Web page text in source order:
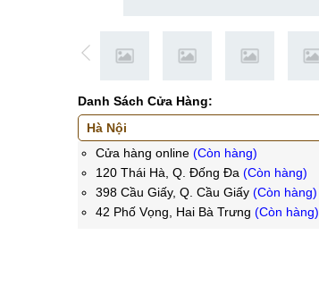
Danh Sách Cửa Hàng:
Cửa hàng online (Còn hàng)
120 Thái Hà, Q. Đống Đa (Còn hàng)
398 Cầu Giấy, Q. Cầu Giấy (Còn hàng)
42 Phố Vọng, Hai Bà Trưng (Còn hàng)